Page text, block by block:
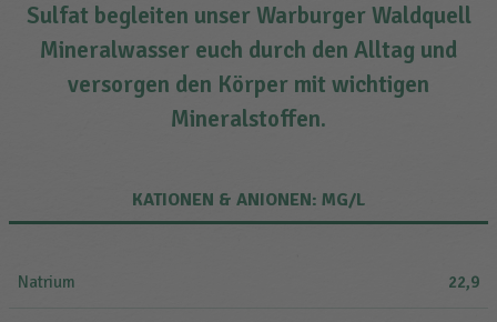
Sulfat begleiten unser Warburger Waldquell
Mineralwasser euch durch den Alltag und
versorgen den Körper mit wichtigen
Mineralstoffen.
KATIONEN & ANIONEN: MG/L
Natrium 22,9